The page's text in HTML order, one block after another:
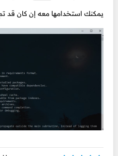
يمكنك استخدامها معه إن كان قد